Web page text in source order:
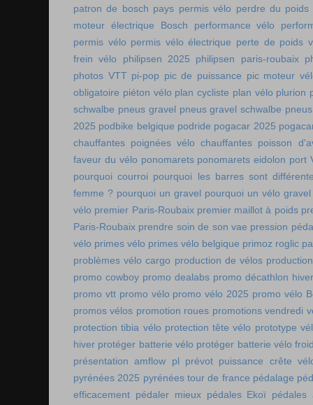
patron de bosch pays permis vélo perdre du poids
moteur électrique Bosch
performance vélo
permis vélo permis vélo électrique perte de poids
frein vélo
philipsen 2025 philipsen paris-roubaix
photos VTT pi-pop pic de puissance pic moteur
obligatoire piéton vélo plan cycliste plan vélo plurion
schwalbe pneus gravel pneus gravel schwalbe
2025 podbike belgique podride pogacar 2025
chauffantes poignées vélo chauffantes poisson
faveur du vélo ponomarets ponomarets eidolon port
pourquoi courroi pourquoi les barres sont
femme ? pourquoi un gravel pourquoi un vélo gravel
vélo premier Paris-Roubaix premier maillot à poids
Paris-Roubaix prendre soin de son vae pression
vélo primes vélo primes vélo belgique primoz roglic
problèmes vélo cargo production de vélos
promo cowboy promo dealabs promo décathlon hiver
promo vtt promo vélo promo vélo 2025 promo vélo
promos vélos promotion roues promotions vendredi
protection tibia vélo protection tête vélo prototype
hiver protéger batterie vélo protéger batterie vélo
présentation amflow pl
prévot puissance crête
pyrénées 2025 pyrénées tour de france pédalage
efficacement pédaler mieux pédales Ekoï pédales